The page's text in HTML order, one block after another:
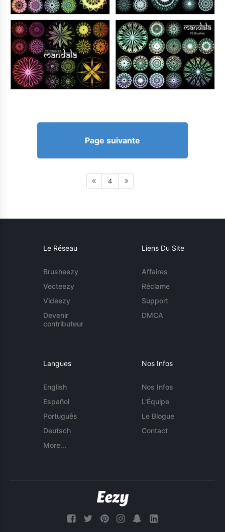
Page suivante
4
Le Réseau
Brusheezy
Vecteezy
Videezy
Devenir
contributeur
Liens Du Site
Affaires
Réclame
Support
DMCA
Langues
English
Español
Português
Deutsch
More...
Nos Infos
Nos Infos
L'Équipe
Le Blogue
Contact